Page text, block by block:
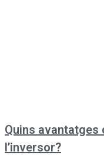
Quins avantatges
l’inversor?